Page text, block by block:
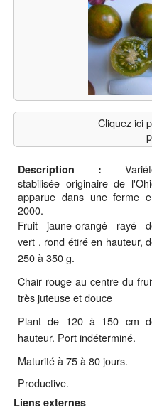
Cliquez ici
Description :
stabilisée originaire de
apparue dans une ferme
2000.
Fruit jaune-orangé rayé
vert , rond étiré en hauteur,
250 à 350 g.
Chair rouge au centre du
très juteuse et douce
Plant de 120 à 150 cm
hauteur. Port indéterminé.
Maturité à 75 à 80 jours.
Productive.
Liens externes